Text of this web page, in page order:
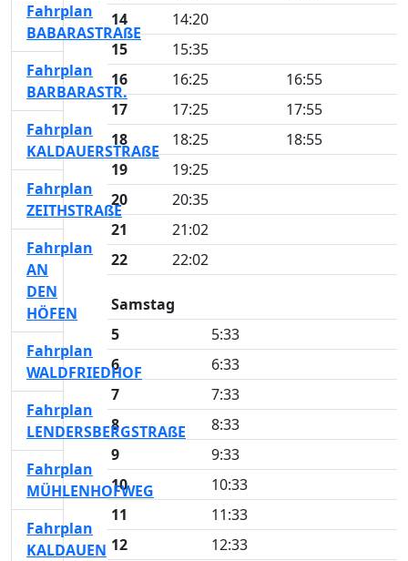
14
14:20
15
15:35
16
16:25
16:55
17
17:25
17:55
18
18:25
18:55
19
19:25
20
20:35
21
21:02
22
22:02
Samstag
5
5:33
6
6:33
7
7:33
8
8:33
9
9:33
10
10:33
11
11:33
12
12:33
Fahrplan
BABARASTRAßE
Fahrplan
BARBARASTR.
Fahrplan
KALDAUERSTRAßE
Fahrplan
ZEITHSTRAßE
Fahrplan
AN
DEN
HÖFEN
Fahrplan
WALDFRIEDHOF
Fahrplan
LENDERSBERGSTRAßE
Fahrplan
MÜHLENHOFWEG
Fahrplan
KALDAUEN